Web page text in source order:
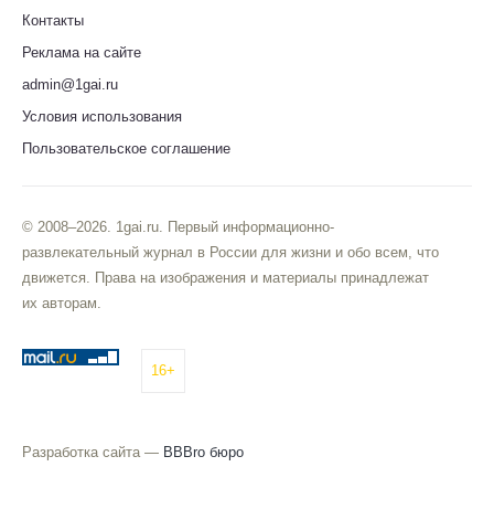
Контакты
Реклама на сайте
admin@1gai.ru
Условия использования
Пользовательское соглашение
© 2008–2026. 1gai.ru. Первый информационно-
развлекательный журнал в России для жизни и обо всем, что
движется. Права на изображения и материалы принадлежат
их авторам.
16+
Разработка сайта — BBBro бюро